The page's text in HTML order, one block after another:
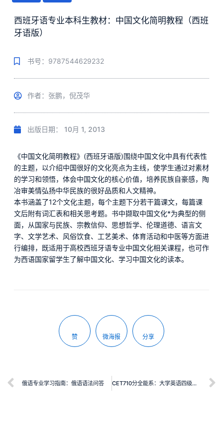
西班牙语专业本科生教材：中国文化简明教程（西班
牙语版）
书号：9787544629232
作者：张鹏，倪茂华
出版日期： 10月 1, 2013
《中国文化简明教程》(西班牙语版)围绕中国文化中具有代表性
的主题，以介绍中国很好的文化亮点为主线，使学生通过对素材
的学习和领悟，体会中国文化的核心价值，培养民族自豪感，陶
冶审美情弘扬中华民族的很好品质和人文精神。
本书涵盖了12个文化主题，每个主题下分若干篇课文，每篇课
文后附有词汇表和相关思考题。书中撷取中国文化*为典型的侧
面，从国家与民族、宗教信仰、思想哲学、伦理道德、语言文
字、文学艺术、风俗饮食、工艺美术、体育活动和中医等方面进
行编排，既适用于高校西班牙语专业中国文化相关课程，也可作
为西语国家留学生了解中国文化、学习中国文化的读本。
赞 微海报 分享
俄语专业学习指南：俄语语法问答 CET710分全能系：大学英语四级考试短文听写+段落翻译